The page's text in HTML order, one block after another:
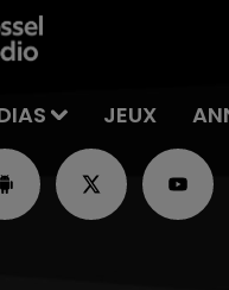
JEUX